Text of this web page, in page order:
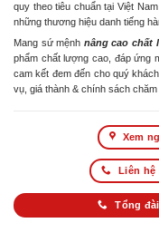
quy theo tiêu chuẩn tại Việt
những thương hiệu danh tiếng
Mang sứ mệnh nâng cao chất
phẩm chất lượng cao, đáp ứng
cam kết đem đến cho quý
vụ, giá thành & chính sách
Xem
Liên hệ
Tổng